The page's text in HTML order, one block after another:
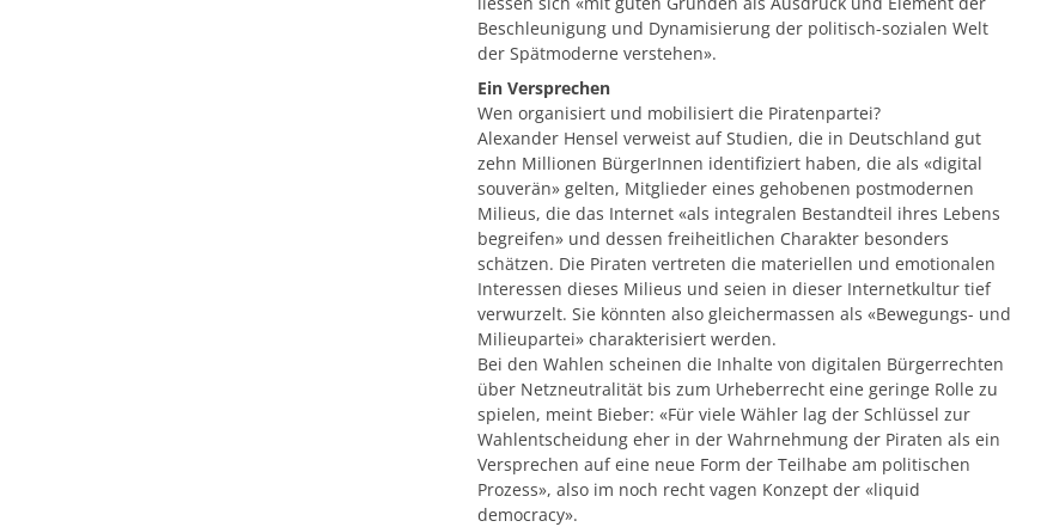
Beschleunigung und Dynamisierung der politisch-sozialen Welt
der Spätmoderne verstehen».
Ein Versprechen
Wen organisiert und mobilisiert die Piratenpartei?
Alexander Hensel verweist auf Studien, die in Deutschland gut
zehn Millionen BürgerInnen identifiziert haben, die als «digital
souverän» gelten, Mitglieder eines gehobenen postmodernen
Milieus, die das Internet «als integralen Bestandteil ihres Lebens
begreifen» und dessen freiheitlichen Charakter besonders
schätzen. Die Piraten vertreten die materiellen und emotionalen
Interessen dieses Milieus und seien in dieser Internetkultur tief
verwurzelt. Sie könnten also gleichermassen als «Bewegungs- und
Milieupartei» charakterisiert werden.
Bei den Wahlen scheinen die Inhalte von digitalen Bürgerrechten
über Netzneutralität bis zum Urheberrecht eine geringe Rolle zu
spielen, meint Bieber: «Für viele Wähler lag der Schlüssel zur
Wahlentscheidung eher in der Wahrnehmung der Piraten als ein
Versprechen auf eine neue Form der Teilhabe am politischen
Prozess», also im noch recht vagen Konzept der «liquid
democracy».